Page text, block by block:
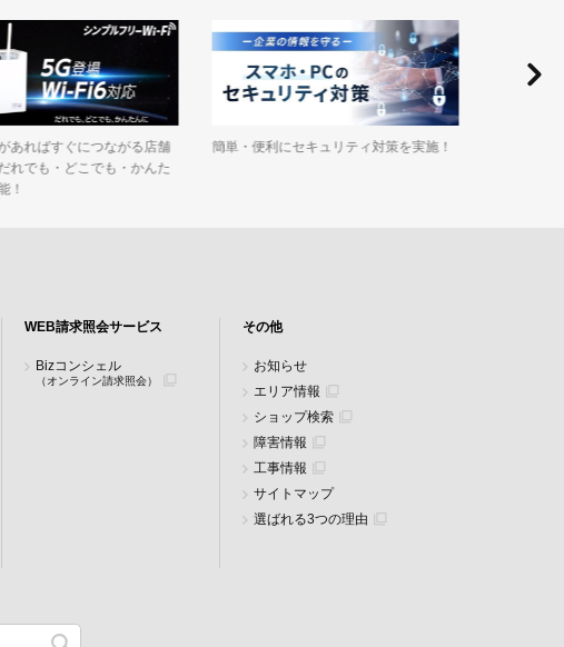
あればすぐにつながる店舗
れでも・どこでも・かんた
！
簡単・便利にセキュリティ対策を実施！
WEB請求照会サービス
Bizコンシェル
（オンライン請求照会）
その他
お知らせ
エリア情報
ショップ検索
障害情報
工事情報
サイトマップ
選ばれる3つの理由